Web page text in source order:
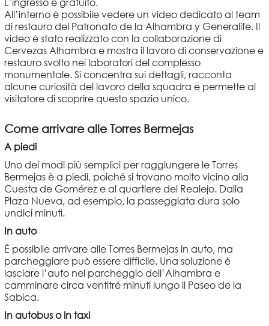
All’interno è possibile vedere un video dedicato al team
di restauro del Patronato de la Alhambra y Generalife. Il
video è stato realizzato con la collaborazione di
Cervezas Alhambra e mostra il lavoro di conservazione e
restauro svolto nei laboratori del complesso
monumentale. Si concentra sui dettagli, racconta
alcune curiosità del lavoro della squadra e permette al
visitatore di scoprire questo spazio unico.
Come arrivare alle Torres Bermejas
A piedi
Uno dei modi più semplici per raggiungere le Torres
Bermejas è a piedi, poiché si trovano molto vicino alla
Cuesta de Gomérez e al quartiere del Realejo. Dalla
Plaza Nueva, ad esempio, la passeggiata dura solo
undici minuti.
In auto
È possibile arrivare alle Torres Bermejas in auto, ma
parcheggiare può essere difficile. Una soluzione è
lasciare l’auto nel parcheggio dell’Alhambra e
camminare circa ventitré minuti lungo il Paseo de la
Sabica.
In autobus o in taxi